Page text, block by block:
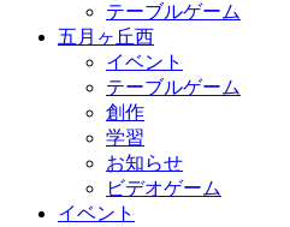
テーブルゲーム
五月ヶ丘西
イベント
テーブルゲーム
創作
学習
お知らせ
ビデオゲーム
イベント